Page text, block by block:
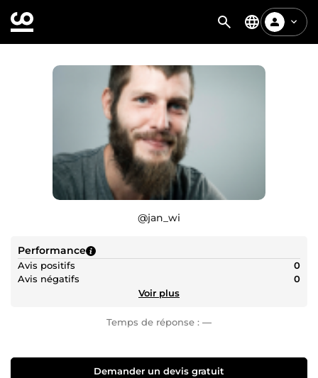
@jan_wi
Performance
Avis positifs
0
Avis négatifs
0
Voir plus
Temps de réponse : —
Demander un devis gratuit